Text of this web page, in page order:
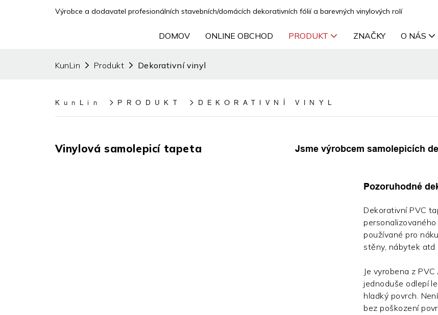
Výrobce a dodavatel profesionálních stavebních/domácích dekorativních fólií a barevných vinylových rolí
DOMOV ONLINE OBCHOD PRODUKT ZNAČKY O NÁS
KunLin Produkt Dekorativní vinyl
KunLin PRODUKT DEKORATIVNÍ VINYL
Vinylová samolepicí tapeta Jsme výrobcem samolepicích
Pozoruhodné
Dekorativní PVC
používané pro
stěny, nábytek atd
Je vyrobena z
jednoduše odlepí
hladký povrch.
bez poškození